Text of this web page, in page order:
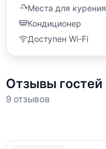
Места для курения
Кондиционер
Доступен Wi-Fi
Отзывы гостей
9 отзывов